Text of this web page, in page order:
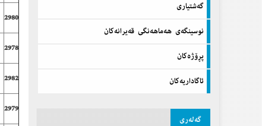
2980
2978
2982
2979
گه‌شتیاری
نوسینگه‌ی هه‌ماهه‌نگی قه‌یرانه‌كان
پڕۆژه‌كان
ئاگاداریه‌كان
گه‌له‌ری